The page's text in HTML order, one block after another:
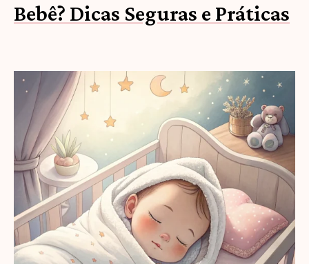
Bebê? Dicas Seguras e Práticas